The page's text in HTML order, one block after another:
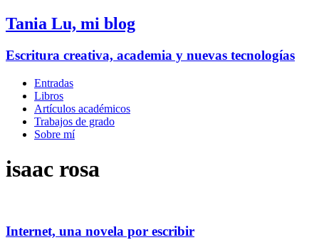
Tania Lu, mi blog
Escritura creativa, academia y nuevas tecnologías
Entradas
Libros
Artículos académicos
Trabajos de grado
Sobre mí
isaac rosa
Internet, una novela por escribir